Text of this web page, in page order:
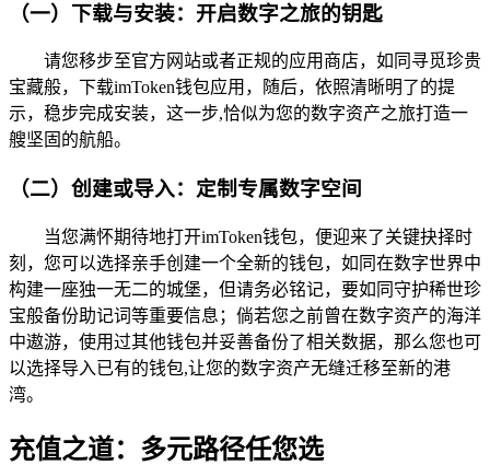
（一）下载与安装：开启数字之旅的钥匙
请您移步至官方网站或者正规的应用商店，如同寻觅珍贵
宝藏般，下载imToken钱包应用，随后，依照清晰明了的提
示，稳步完成安装，这一步,恰似为您的数字资产之旅打造一
艘坚固的航船。
（二）创建或导入：定制专属数字空间
当您满怀期待地打开imToken钱包，便迎来了关键抉择时
刻，您可以选择亲手创建一个全新的钱包，如同在数字世界中
构建一座独一无二的城堡，但请务必铭记，要如同守护稀世珍
宝般备份助记词等重要信息；倘若您之前曾在数字资产的海洋
中遨游，使用过其他钱包并妥善备份了相关数据，那么您也可
以选择导入已有的钱包,让您的数字资产无缝迁移至新的港
湾。
充值之道：多元路径任您选